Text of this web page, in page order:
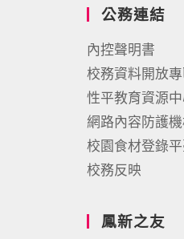
公務連結
內控聲明書
校務資料開放
性平教育資源
網路內容防護
校園食材登錄
校務反映
鳳新之友